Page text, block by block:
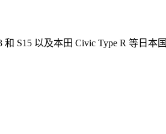
和 S15 以及本田 Civic Type R 等